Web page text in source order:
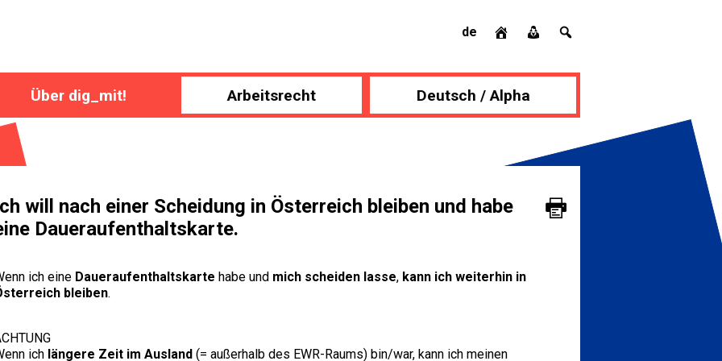
de
Über dig_mit! Arbeitsrecht Deutsch / Alpha
will nach einer Scheidung in Österreich bleiben und habe
Daueraufenthaltskarte.
ich eine Daueraufenthaltskarte habe und mich scheiden lasse, kann ich weiterhin in
bleiben.
ich längere Zeit im Ausland (= außerhalb des EWR-Raums) bin/war, kann ich meinen